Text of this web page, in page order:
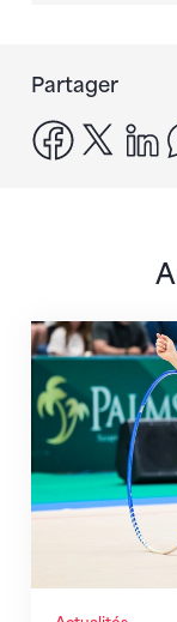
Partager
facebook
x
Prochaine